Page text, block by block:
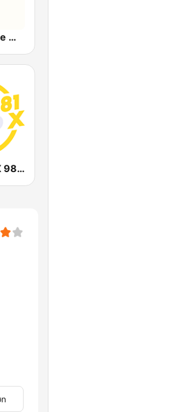
CKMF Energie Montréal 94.3 FM
CHOI Radio X 98.1 FM